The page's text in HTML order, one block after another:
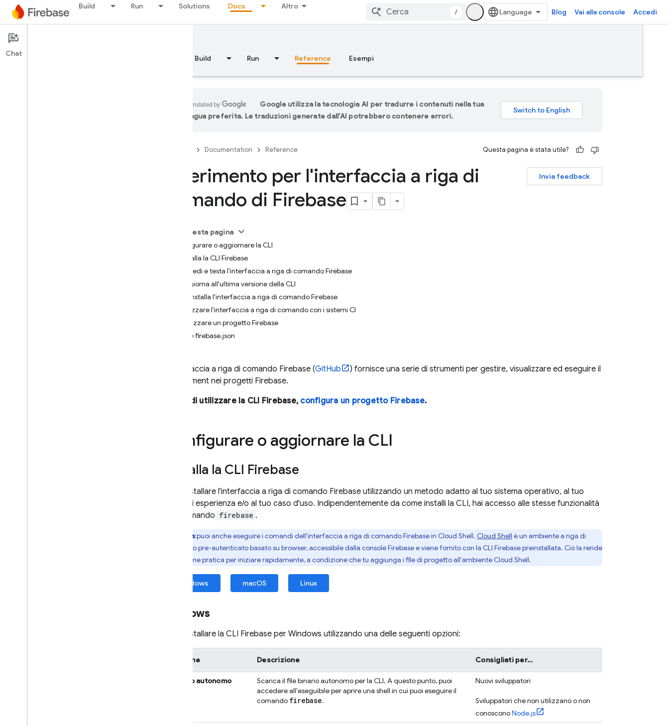
Build Run Solutions Docs Altro
/ Blog Vai alla console Accedi
Documentation
Panoramica Build Run Reference Esempi
Google utilizza la tecnologia AI per tradurre i contenuti nella tua
lingua preferita. Le traduzioni generate dall'AI potrebbero contenere errori.
Documentation Reference Questa pagina è stata utile?
Invia feedback
Riferimento per l'interfaccia a riga di
comando di Firebase
Su questa pagina
Configurare o aggiornare la CLI
Installa la CLI Firebase
Accedi e testa l'interfaccia a riga di comando Firebase
Aggiorna all'ultima versione della CLI
Disinstalla l'interfaccia a riga di comando Firebase
Utilizzare l'interfaccia a riga di comando con i sistemi CI
Inizializzare un progetto Firebase
Il file firebase.json
L'interfaccia a riga di comando Firebase (GitHub
) fornisce una serie di strumenti per gestire, visualizzare ed eseguire il
deployment nei progetti Firebase.
Prima di utilizzare la CLI Firebase, configura un progetto Firebase.
Configurare o aggiornare la CLI
Installa la CLI Firebase
Puoi installare l'interfaccia a riga di comando Firebase utilizzando un metodo adatto al tuo sistema operativo, al tuo
livello di esperienza e/o al tuo caso d'uso. Indipendentemente da come installi la CLI, hai accesso alle stesse funzionalità
e al comando firebase .
Nota:puoi anche eseguire i comandi dell'interfaccia a riga di comandoFirebasein Cloud Shell. Cloud Shell è un ambiente a riga di
comando pre-autenticato basato su browser, accessibile dalla consoleFirebasee viene fornito con la CLI Firebasepreinstallata. Ciò la rende
un'opzione pratica per iniziare rapidamente, a condizione che tu aggiunga i file di progetto all'ambiente Cloud Shell.
Windows macOS Linux
Windows
Puoi installare la CLI Firebase per Windows utilizzando una delle seguenti opzioni:
Opzione Descrizione Consigliati per…
binario autonomo
Scarica il file binario autonomo per la CLI. A questo punto, puoi
accedere all'eseguibile per aprire una shell in cui puoi eseguire il
comando firebase.
Nuovi sviluppatori
Sviluppatori che non utilizzano o non
conosconoNode.js
Chat